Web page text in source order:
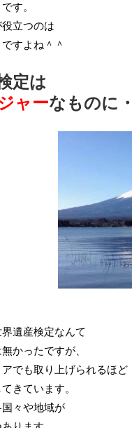
す。
立つのは
すよね＾＾
定は
ャーなものに
遺産検定なんて
かったですが、
でも取り上げられるほど
きています。
々や地域が